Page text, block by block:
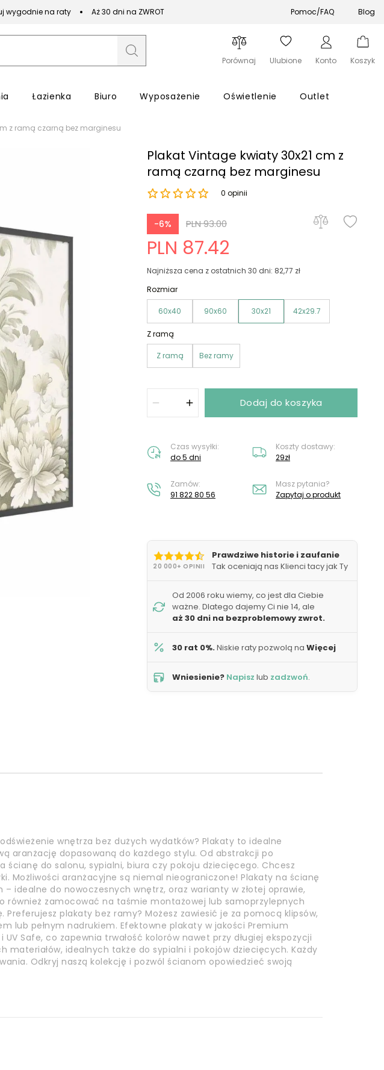
wygodnie na raty Aż 30 dni na ZWROT Pomoc/FAQ Blog
Porównaj Ulubione Konto
Zapomniałeś hasła?
Nie masz konta? Załóż konto
Koszyk
Łazienka Biuro Wyposażenie Oświetlenie Outlet
z ramą czarną bez marginesu
Plakat Vintage kwiaty 30x21 cm z
ramą czarną bez marginesu
0 opinii
-6% PLN 93.00
PLN 87.42
Najniższa cena z ostatnich 30 dni: 82,77 zł
Rozmiar
60x40 90x60 30x21 42x29.7
Z ramą
Z ramą Bez ramy
Dodaj do koszyka
Czas wysyłki:
do 5 dni
Koszty dostawy:
29zł
Zamów:
91 822 80 56
Masz pytania?
Zapytaj o produkt
20 000+ OPINII
Prawdziwe historie i zaufanie
Tak oceniają nas Klienci tacy jak Ty
Od 2006 roku wiemy, co jest dla Ciebie
ważne. Dlatego dajemy Ci nie 14, ale
aż 30 dni na bezproblemowy zwrot.
30 rat 0%.Niskie raty pozwolą na Więcej
Wniesienie? Napisz lub zadzwoń.
wnętrza bez dużych wydatków? Plakaty to idealne
aranżację dopasowaną do każdego stylu. Od abstrakcji po
do salonu, sypialni, biura czy pokoju dziecięcego. Chcesz
Możliwości aranżacyjne są niemal nieograniczone! Plakaty na ścianę
idealne do nowoczesnych wnętrz, oraz warianty w złotej oprawie,
również zamocować na taśmie montażowej lub samoprzylepnych
plakaty bez ramy? Możesz zawiesić je za pomocą klipsów,
lub pełnym nadrukiem. Efektowne plakaty w jakości Premium
Safe, co zapewnia trwałość kolorów nawet przy długiej ekspozycji
materiałów, idealnych także do sypialni i pokojów dziecięcych. Każdy
Odkryj naszą kolekcję i pozwól ścianom opowiedzieć swoją